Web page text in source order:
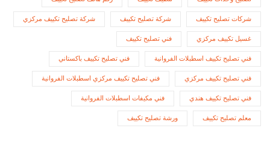
شركات تصليح تكييف شركة تصليح تكييف شركة تصليح تكييف مركزي
غسيل تكييف مركزي فني تصليح تكييف
فني تصليح تكييف اسطبلات الفروانية فني تصليح تكييف باكستاني
فني تصليح تكييف مركزي فني تصليح تكييف مركزي اسطبلات الفروانية
فني تصليح تكييف هندي فني مكيفات اسطبلات الفروانية
معلم تصليح تكييف ورشة تصليح تكييف